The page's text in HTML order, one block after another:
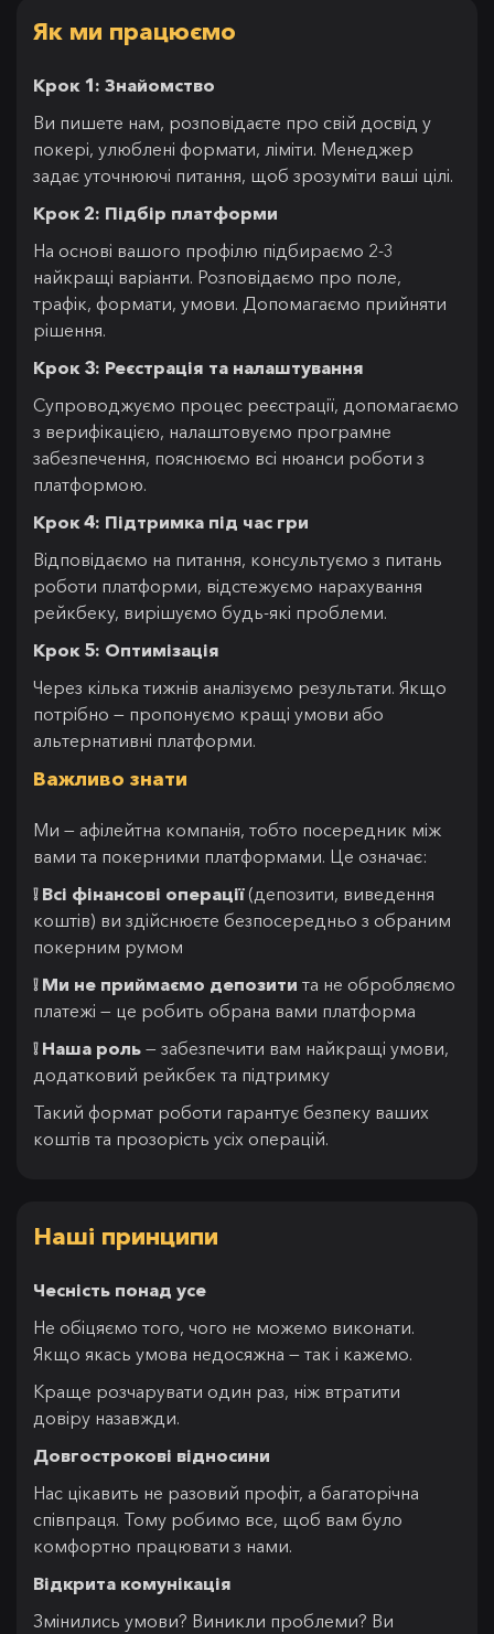
Як ми працюємо
Крок 1: Знайомство
Ви пишете нам, розповідаєте про свій досвід у
покері, улюблені формати, ліміти. Менеджер
задає уточнюючі питання, щоб зрозуміти ваші цілі.
Крок 2: Підбір платформи
На основі вашого профілю підбираємо 2-3
найкращі варіанти. Розповідаємо про поле,
трафік, формати, умови. Допомагаємо прийняти
рішення.
Крок 3: Реєстрація та налаштування
Супроводжуємо процес реєстрації, допомагаємо
з верифікацією, налаштовуємо програмне
забезпечення, пояснюємо всі нюанси роботи з
платформою.
Крок 4: Підтримка під час гри
Відповідаємо на питання, консультуємо з питань
роботи платформи, відстежуємо нарахування
рейкбеку, вирішуємо будь-які проблеми.
Крок 5: Оптимізація
Через кілька тижнів аналізуємо результати. Якщо
потрібно — пропонуємо кращі умови або
альтернативні платформи.
Важливо знати
Ми — афілейтна компанія, тобто посередник між
вами та покерними платформами. Це означає:
❕ Всі фінансові операції(депозити, виведення
коштів) ви здійснюєте безпосередньо з обраним
покерним румом
❕ Ми не приймаємо депозити та не обробляємо
платежі — це робить обрана вами платформа
❕ Наша роль — забезпечити вам найкращі умови,
додатковий рейкбек та підтримку
Такий формат роботи гарантує безпеку ваших
коштів та прозорість усіх операцій.
Наші принципи
Чесність понад усе
Не обіцяємо того, чого не можемо виконати.
Якщо якась умова недосяжна — так і кажемо.
Краще розчарувати один раз, ніж втратити
довіру назавжди.
Довгострокові відносини
Нас цікавить не разовий профіт, а багаторічна
співпраця. Тому робимо все, щоб вам було
комфортно працювати з нами.
Відкрита комунікація
Змінились умови? Виникли проблеми? Ви